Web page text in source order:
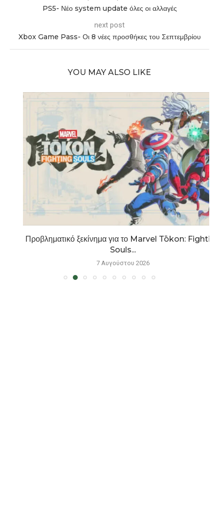
PS5- Νέο system update όλες οι αλλαγές
next post
Xbox Game Pass- Οι 8 νέες προσθήκες του Σεπτεμβρίου
YOU MAY ALSO LIKE
Προβληματικό ξεκίνημα για το Marvel Tōkon: Fighting
Souls...
7 Αυγούστου 2026